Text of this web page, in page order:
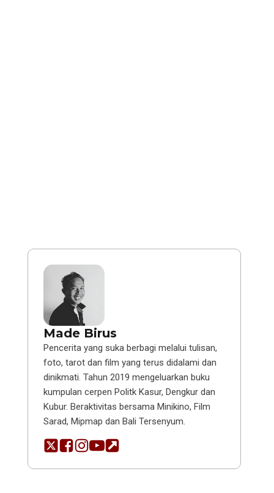
Made Birus
Pencerita yang suka berbagi melalui tulisan,
foto, tarot dan film yang terus didalami dan
dinikmati. Tahun 2019 mengeluarkan buku
kumpulan cerpen Politk Kasur, Dengkur dan
Kubur. Beraktivitas bersama Minikino, Film
Sarad, Mipmap dan Bali Tersenyum.